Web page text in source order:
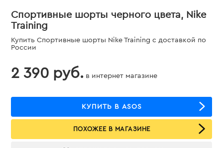
Спортивные шорты черного цвета, Nike
Training
Купить Спортивные шорты Nike Training с доставкой по
России
2 390 руб. в интернет магазине
КУПИТЬ В ASOS
ПОХОЖЕЕ В МАГАЗИНЕ